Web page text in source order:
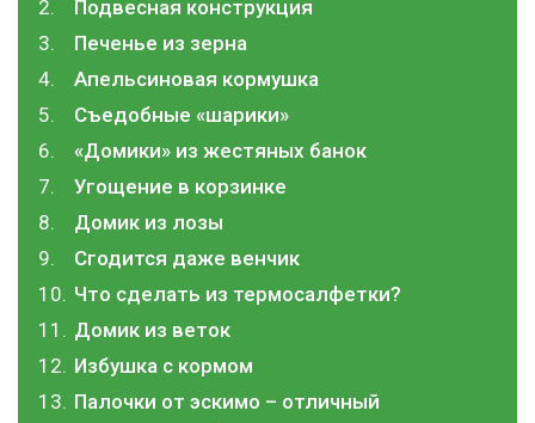
Подвесная конструкция
Печенье из зерна
Апельсиновая кормушка
Съедобные «шарики»
«Домики» из жестяных банок
Угощение в корзинке
Домик из лозы
Сгодится даже венчик
Что сделать из термосалфетки?
Домик из веток
Избушка с кормом
Палочки от эскимо – отличный